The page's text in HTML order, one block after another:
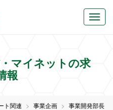
マイネットの求
報
ト関連 事業企画
事業開発部長